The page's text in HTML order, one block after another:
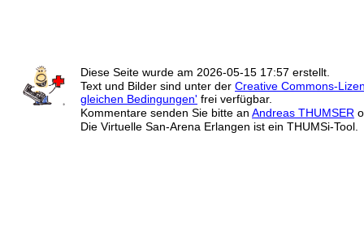
Diese Seite wurde am 2026-05-15 17:57 erstellt.
Text und Bilder sind unter der Creative Commons-
gleichen Bedingungen' frei verfügbar.
Kommentare senden Sie bitte an Andreas THUMSER
Die Virtuelle San-Arena Erlangen ist ein THUMSi-Tool.